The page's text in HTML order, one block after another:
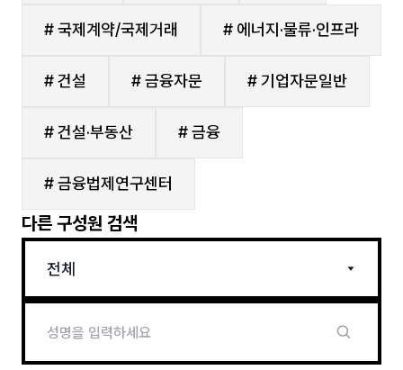
# 국제계약/국제거래 # 에너지·물류·인프라
# 건설 # 금융자문 # 기업자문일반
# 건설·부동산 # 금융
# 금융법제연구센터
다른 구성원 검색
전체